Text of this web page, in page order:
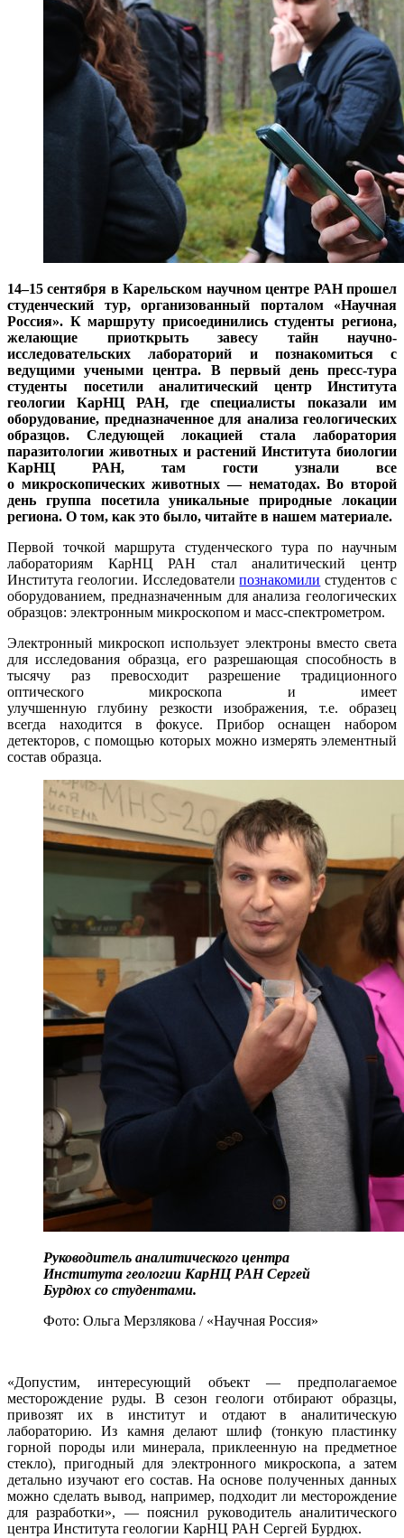
14–15 сентября в Карельском научном центре РАН прошел
студенческий тур, организованный порталом «Научная
Россия». К маршруту присоединились студенты региона,
желающие приоткрыть завесу тайн научно-
исследовательских лабораторий и познакомиться с
ведущими учеными центра. В первый день пресс-тура
студенты посетили аналитический центрИнститута
геологии КарНЦ РАН, где специалисты показали им
оборудование, предназначенное для анализа геологических
образцов. Следующей локацией стала лаборатория
паразитологии животных и растений Института биологии
КарНЦ РАН, там гости узнали все
о микроскопическихживотных — нематодах. Во второй
день группа посетила уникальные природные локации
региона. О том, как это было, читайте в нашем материале.
Первой точкой маршрута студенческого тура по научным
лабораториям КарНЦ РАН стал аналитический центр
Института геологии. Исследователипознакомили студентов с
оборудованием, предназначенным для анализа геологических
образцов: электронным микроскопом и масс-спектрометром.
Электронный микроскоп использует электроны вместо света
для исследования образца, его разрешающая способность в
тысячу раз превосходит разрешение традиционного
оптического микроскопа и имеет
улучшенную глубину резкости изображения, т.е. образец
всегда находится в фокусе. Прибор оснащен набором
детекторов, с помощью которых можно измерять элементный
состав образца.
Руководитель аналитического центра
Института геологии КарНЦ РАН Сергей
Бурдюх со студентами.
Фото: Ольга Мерзлякова / «Научная Россия»
«Допустим, интересующий объект — предполагаемое
месторождение руды. В сезон геологи отбирают образцы,
привозят их в институт и отдают в аналитическую
лабораторию. Из камня делают шлиф (тонкую пластинку
горной породы или минерала, приклеенную на предметное
стекло), пригодный для электронного микроскопа, а затем
детально изучают его состав. На основе полученных данных
можно сделать вывод, например, подходит ли месторождение
для разработки», — пояснил руководитель аналитического
центра Института геологии КарНЦ РАН Сергей Бурдюх.